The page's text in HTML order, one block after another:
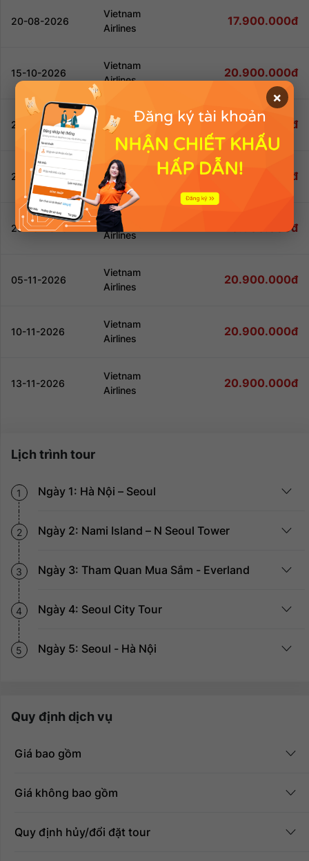
20-08-2026
Vietnam
Airlines
17.900.000đ
15-10-2026
Vietnam
Airlines
20.900.000đ
Đăng nhập để nhận chiết khấu tốt nhất!
22-10-2026
Vietnam
Airlines
20.900.000đ
Đăng nhập để nhận chiết khấu tốt nhất!
27-10-2026
Vietnam
Airlines
20.900.000đ
29-10-2026
Vietnam
Airlines
20.900.000đ
05-11-2026
Vietnam
Airlines
20.900.000đ
10-11-2026
Vietnam
Airlines
20.900.000đ
13-11-2026
Vietnam
Airlines
20.900.000đ
Lịch trình tour
1 Ngày 1: Hà Nội – Seoul
2 Ngày 2: Nami Island – N Seoul Tower
3 Ngày 3: Tham Quan Mua Sắm - Everland
4 Ngày 4: Seoul City Tour
5 Ngày 5: Seoul - Hà Nội
Quy định dịch vụ
Giá bao gồm
Giá không bao gồm
Quy định hủy/đổi đặt tour
×